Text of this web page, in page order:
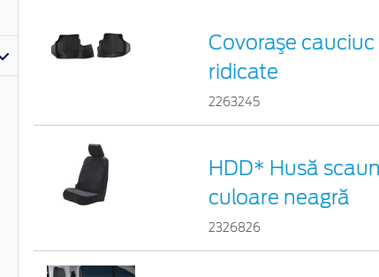
Covoraşe
ridicate
2263245
HDD* Husă
culoare neagră
2326826